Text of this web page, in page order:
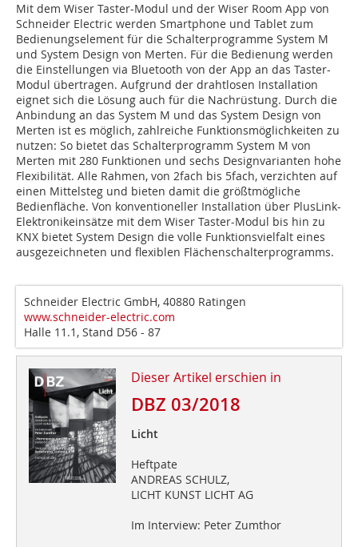
Mit dem Wiser Taster-Modul und der Wiser Room App von
Schneider Electric werden Smartphone und Tablet zum
Bedienungselement für die Schalterprogramme System M
und System Design von Merten. Für die Bedienung werden
die Einstellungen via Bluetooth von der App an das Taster-
Modul übertragen. Aufgrund der drahtlosen Installation
eignet sich die Lösung auch für die Nachrüstung. Durch die
Anbindung an das System M und das System Design von
Merten ist es möglich, zahlreiche Funktionsmöglichkeiten zu
nutzen: So bietet das Schalterprogramm System M von
Merten mit 280 Funktionen und sechs Designvarianten hohe
Flexibilität. Alle Rahmen, von 2fach bis 5fach, verzichten auf
einen Mittelsteg und bieten damit die größtmögliche
Bedienfläche. Von konventioneller Installation über PlusLink-
Elektronikeinsätze mit dem Wiser Taster-Modul bis hin zu
KNX bietet System Design die volle Funktionsvielfalt eines
ausgezeichneten und flexiblen Flächenschalterprogramms.
Schneider Electric GmbH, 40880 Ratingen
www.schneider-electric.com
Halle 11.1, Stand D56 - 87
Dieser Artikel erschien in
DBZ 03/2018
Licht
Heftpate
ANDREAS SCHULZ,
LICHT KUNST LICHT AG
Im Interview: Peter Zumthor